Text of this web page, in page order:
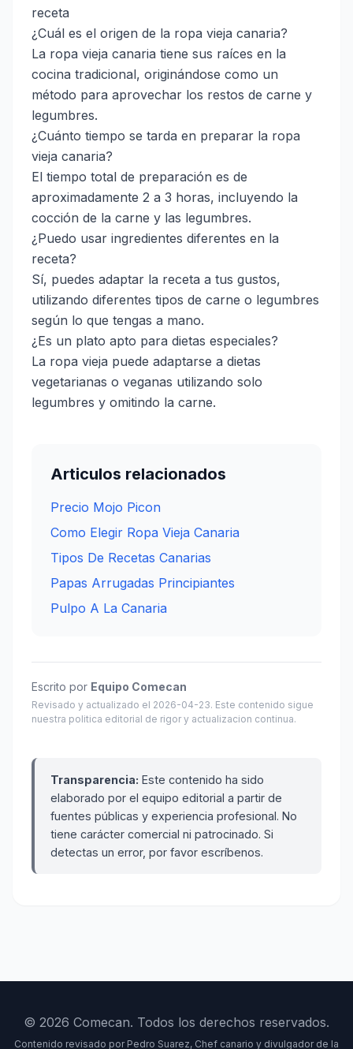
receta
¿Cuál es el origen de la ropa vieja canaria?
La ropa vieja canaria tiene sus raíces en la
cocina tradicional, originándose como un
método para aprovechar los restos de carne y
legumbres.
¿Cuánto tiempo se tarda en preparar la ropa
vieja canaria?
El tiempo total de preparación es de
aproximadamente 2 a 3 horas, incluyendo la
cocción de la carne y las legumbres.
¿Puedo usar ingredientes diferentes en la
receta?
Sí, puedes adaptar la receta a tus gustos,
utilizando diferentes tipos de carne o legumbres
según lo que tengas a mano.
¿Es un plato apto para dietas especiales?
La ropa vieja puede adaptarse a dietas
vegetarianas o veganas utilizando solo
legumbres y omitindo la carne.
Articulos relacionados
Precio Mojo Picon
Como Elegir Ropa Vieja Canaria
Tipos De Recetas Canarias
Papas Arrugadas Principiantes
Pulpo A La Canaria
Escrito por Equipo Comecan
Revisado y actualizado el 2026-04-23. Este contenido sigue
nuestra politica editorial de rigor y actualizacion continua.
Transparencia: Este contenido ha sido
elaborado por el equipo editorial a partir de
fuentes públicas y experiencia profesional. No
tiene carácter comercial ni patrocinado. Si
detectas un error, por favor escríbenos.
© 2026 Comecan. Todos los derechos reservados.
Contenido revisado por Pedro Suarez, Chef canario y divulgador de la